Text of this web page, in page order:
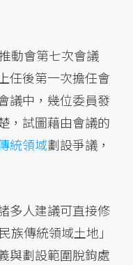
動會第七次會議
任後第一次擔任會
議中，幾位委員發
，試圖藉由會議的
統領域劃設爭議，
多人建議可直接修
族傳統領域土地」
與劃設範圍脫鉤處